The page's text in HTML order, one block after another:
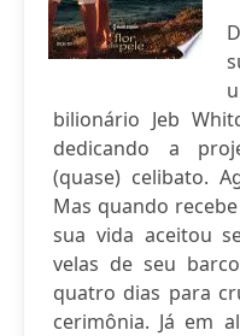
bilionário Jeb
dedicando a
(quase) celibato.
Mas quando
sua vida aceitou
velas de seu
quatro dias para
cerimônia. Já em